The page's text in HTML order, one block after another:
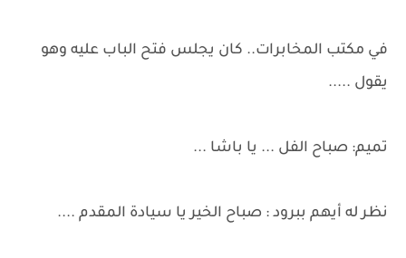
في مكتب المخابرات.. كان يجلس فتح الباب عليه وهو
يقول .....
تميم: صباح الفل ... يا باشا ...
نظر له أيهم ببرود : صباح الخير يا سيادة المقدم ....